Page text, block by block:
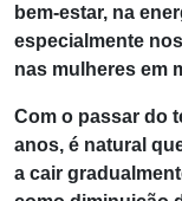
bem-estar, na
especialmente
nas mulheres em
Com o passar do
anos, é natural
a cair